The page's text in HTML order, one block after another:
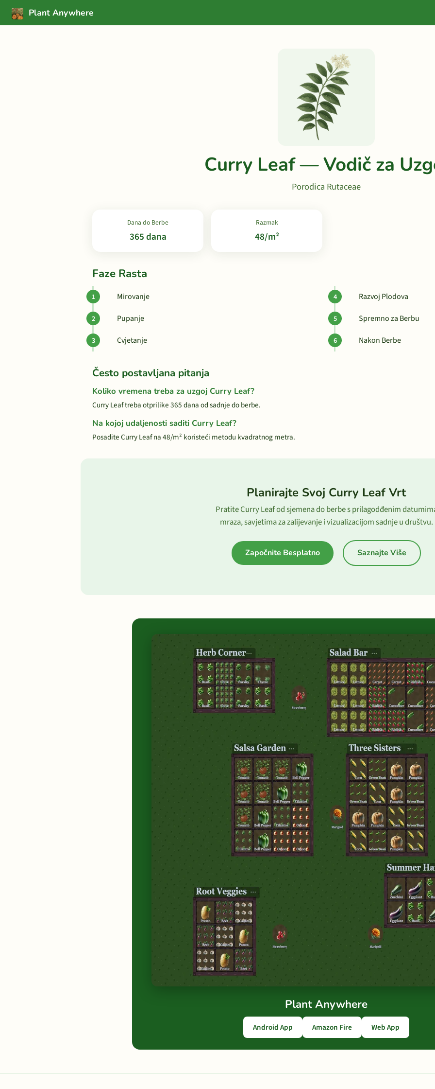
Plant Anywhere
Curry Leaf — Vodič za
Porodica Rutaceae
Dana do Berbe
365 dana
Razmak
48/m²
Faze Rasta
Mirovanje
Pupanje
Cvjetanje
Razvoj Plodova
Spremno za Berbu
Nakon Berbe
Često postavljana pitanja
Koliko vremena treba za uzgoj Curry Leaf?
Curry Leaf treba otprilike 365 dana od sadnje do berbe.
Na kojoj udaljenosti saditi Curry Leaf?
Posadite Curry Leaf na 48/m² koristeći metodu kvadratnog metra.
Planirajte Svoj Curry Leaf Vrt
Pratite Curry Leaf od sjemena do berbe s prilagodđenim
mraza, savjetima za zalijevanje i vizualizacijom sadnje u društvu.
Započnite Besplatno Saznajte Više
Plant Anywhere
Android App Amazon Fire Web App